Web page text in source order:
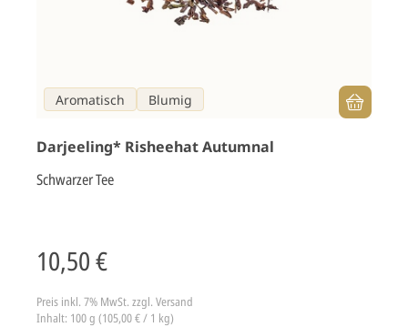
Aromatisch Blumig
Darjeeling* Risheehat Autumnal
Schwarzer Tee
10,50 €
Preis inkl. 7% MwSt. zzgl. Versand
Inhalt: 100 g (105,00 € / 1 kg)